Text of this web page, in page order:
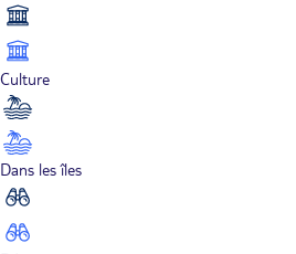
Culture
Dans les îles